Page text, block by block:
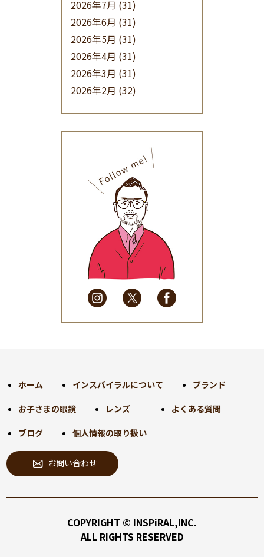
2026年7月 (31)
2026年6月 (31)
2026年5月 (31)
2026年4月 (31)
2026年3月 (31)
2026年2月 (32)
(32)
2025年9月(30)
2025年8月(31)
2025年7月(37)
2025年6月(48)
2025年5月
(41)
2025年4月
(32)
2025年3月(31)
2025年2月
(28)
2025年1月
(34)
2024年9月(30)
2024年7月(31)
2024年6月(30)
2024年5月
2024年4月 (32)
2024年2月(31)
2024年1月(45)
2023年12月(31)
ホーム インスパイラルについて ブランド
お子さまの眼鏡 レンズ よくある質問
ブログ 個人情報の取り扱い
お問い合わせ
COPYRIGHT © INSPiRAL,INC.
ALL RIGHTS RESERVED